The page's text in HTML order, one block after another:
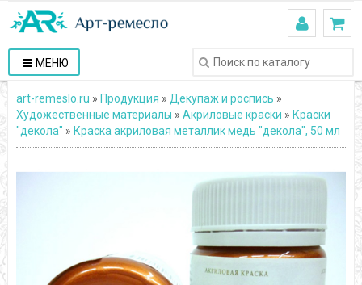
МЕНЮ
art-remeslo.ru » Продукция » Декупаж и роспись »
Художественные материалы » Акриловые краски » Краски
"декола" » Краска акриловая металлик медь "декола", 50 мл